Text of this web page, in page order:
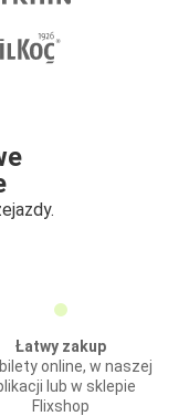
Łatwy zakup
online, w naszej
lub w sklepie
Flixshop